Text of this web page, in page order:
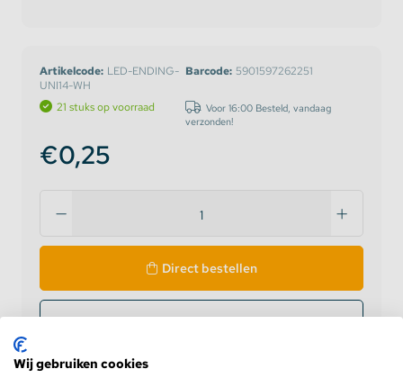
Artikelcode: LED-ENDING-
UNI14-WH
Barcode: 5901597262251
21 stuks op voorraad
Voor 16:00 Besteld, vandaag
verzonden!
€0,25
Direct bestellen
Aan offerte toevoegen
Wij gebruiken cookies